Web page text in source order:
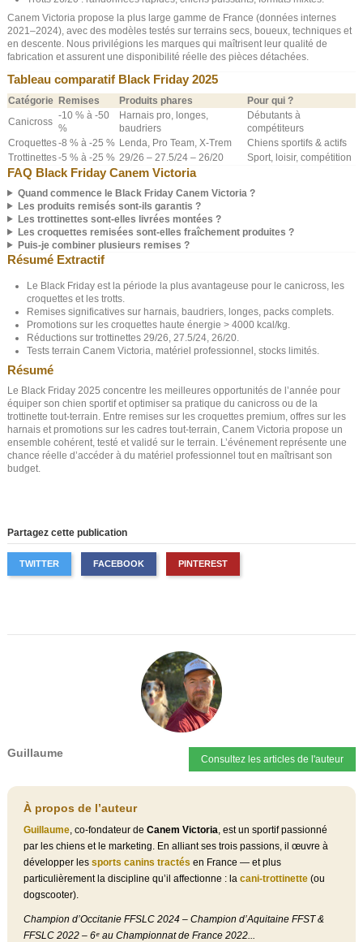
(3 avis)
Canem Victoria propose la plus large gamme de France (données internes
2021–2024), avec des modèles testés sur terrains secs, boueux, techniques et
en descente. Nous privilégions les marques qui maîtrisent leur qualité de
fabrication et assurent une disponibilité réelle des pièces détachées.
Tableau comparatif Black Friday 2025
Catégorie Remises Produits phares
Pour qui ?
Canicross
-10 % à -50
%
Harnais pro, longes,
baudriers
Débutants à
compétiteurs
Croquettes-8 % à -25 % Lenda, Pro Team, X-Trem
Chiens sportifs & actifs
Trottinettes-5 % à -25 % 29/26 – 27.5/24 – 26/20 Sport, loisir, compétition
FAQ Black Friday Canem Victoria
Quand commence le Black Friday Canem Victoria ?
Les produits remisés sont-ils garantis ?
Les trottinettes sont-elles livrées montées ?
Les croquettes remisées sont-elles fraîchement produites ?
Puis-je combiner plusieurs remises ?
Résumé Extractif
Le Black Friday est la période la plus avantageuse pour le canicross, les
croquettes et les trotts.
Remises significatives sur harnais, baudriers, longes, packs complets.
Promotions sur les croquettes haute énergie > 4000 kcal/kg.
Réductions sur trottinettes 29/26, 27.5/24, 26/20.
Tests terrain Canem Victoria, matériel professionnel, stocks limités.
Résumé
Le Black Friday 2025 concentre les meilleures opportunités de l’année pour
équiper son chien sportif et optimiser sa pratique du canicross ou de la
trottinette tout-terrain. Entre remises sur les croquettes premium, offres sur les
harnais et promotions sur les cadres tout-terrain, Canem Victoria propose un
ensemble cohérent, testé et validé sur le terrain. L’événement représente une
chance réelle d’accéder à du matériel professionnel tout en maîtrisant son
budget.
Partagez cette publication
TWITTER FACEBOOK PINTEREST
Consultez les articles de l'auteur
Guillaume
À propos de l’auteur
Guillaume, co-fondateur de Canem Victoria, est un sportif passionné
par les chiens et le marketing. En alliant ses trois passions, il œuvre à
développer les sports canins tractés en France — et plus
particulièrement la discipline qu’il affectionne : la cani-trottinette (ou
dogscooter).
Champion d’Occitanie FFSLC 2024 – Champion d’Aquitaine FFST &
FFSLC 2022 – 6ᵉ au Championnat de France 2022...